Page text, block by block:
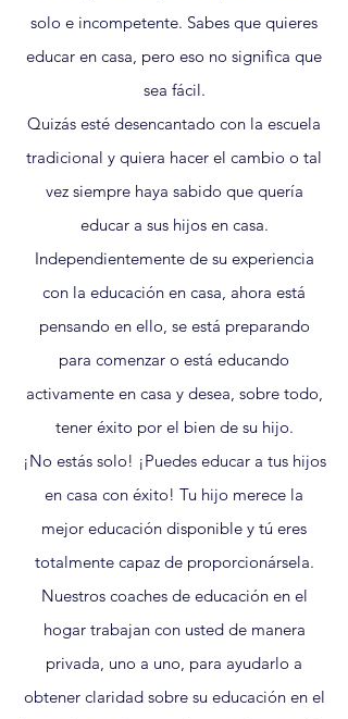
solo e incompetente. Sabes que quieres
educar en casa, pero eso no significa que
sea fácil.
Quizás esté desencantado con la escuela
tradicional y quiera hacer el cambio o tal
vez siempre haya sabido que quería
educar a sus hijos en casa.
Independientemente de su experiencia
con la educación en casa, ahora está
pensando en ello, se está preparando
para comenzar o está educando
activamente en casa y desea, sobre todo,
tener éxito por el bien de su hijo.
¡No estás solo! ¡Puedes educar a tus hijos
en casa con éxito! Tu hijo merece la
mejor educación disponible y tú eres
totalmente capaz de proporcionársela.
Nuestros coaches de educación en el
hogar trabajan con usted de manera
privada, uno a uno, para ayudarlo a
obtener claridad sobre su educación en el